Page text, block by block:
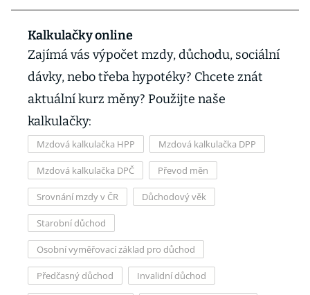
Kalkulačky online
Zajímá vás výpočet mzdy, důchodu, sociální
dávky, nebo třeba hypotéky? Chcete znát
aktuální kurz měny? Použijte naše
kalkulačky:
Mzdová kalkulačka HPP Mzdová kalkulačka DPP
Mzdová kalkulačka DPČ Převod měn
Srovnání mzdy v ČR Důchodový věk
Starobní důchod
Osobní vyměřovací základ pro důchod
Předčasný důchod Invalidní důchod